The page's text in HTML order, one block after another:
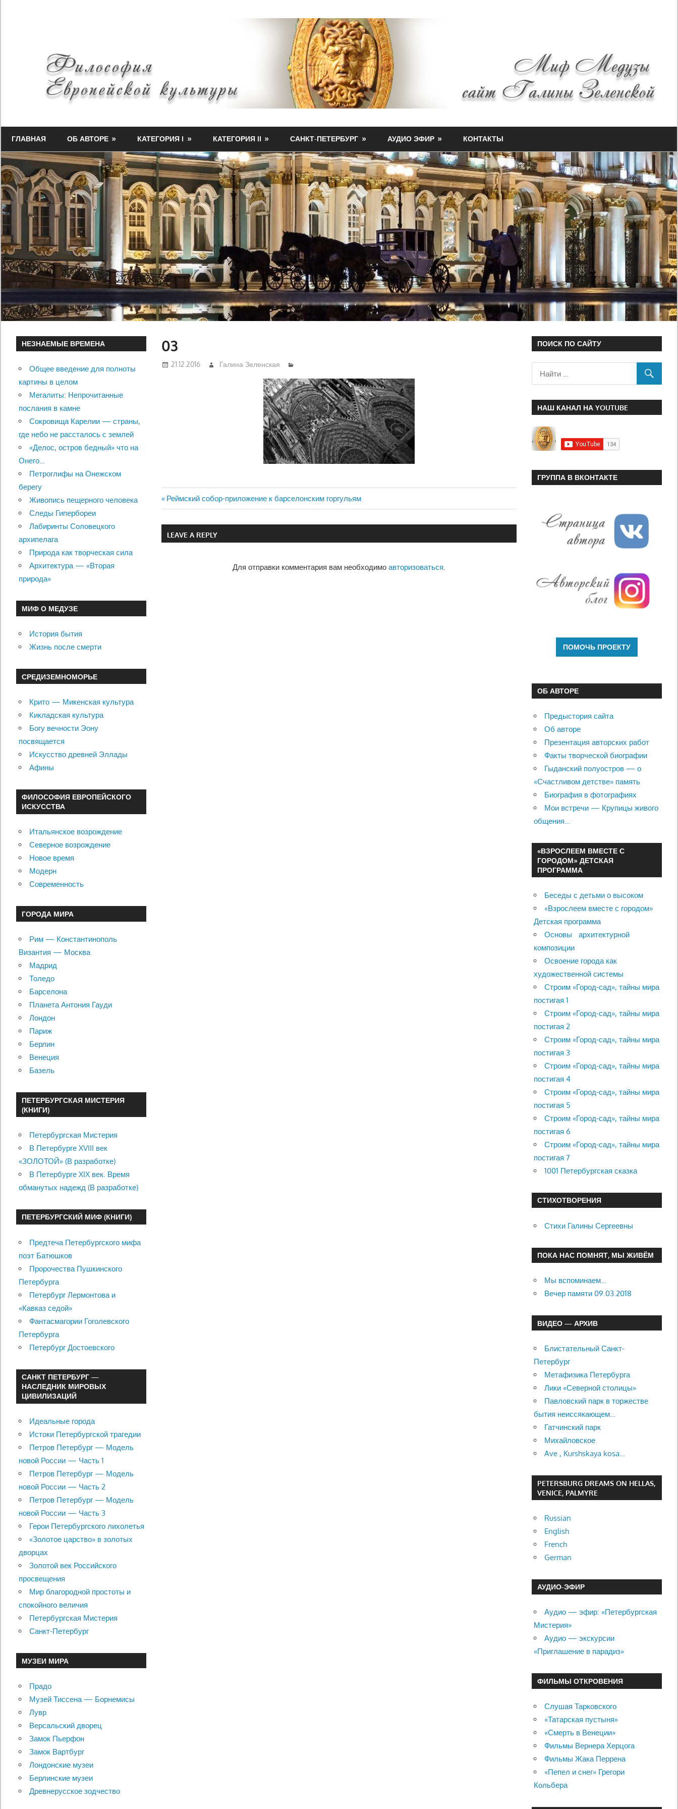
Миф-
Медузы
культуры
ГЛАВНАЯ ОБ АВТОРЕ КАТЕГОРИЯ I КАТЕГОРИЯ II САНКТ-ПЕТЕРБУРГ АУДИО ЭФИР КОНТАКТЫ
03
21.12.2016 Галина Зеленская
Навигация
по
Previous
Post:
Реймский собор-приложение к барселонским горгульям
LEAVE A REPLY
Для отправки комментария вам необходимо авторизоваться.
НЕЗНАЕМЫЕ ВРЕМЕНА
Общее введение для полноты
картины в целом
Мегалиты: Непрочитанные
послания в камне
Сокровища Карелии — страны,
где небо не рассталось с землей
«Делос, остров бедный» что на
Онего…
Петроглифы на Онежском
берегу
Живопись пещерного человека
Следы Гипербореи
Лабиринты Соловецкого
архипелага
Природа как творческая сила
Архитектура — «Вторая
природа»
МИФ О МЕДУЗЕ
История бытия
Жизнь после смерти
СРЕДИЗЕМНОМОРЬЕ
Крито — Микенская культура
Кикладская культура
Богу вечности Эону
посвящается
Искусство древней Эллады
Афины
ФИЛОСОФИЯ ЕВРОПЕЙСКОГО
ИСКУССТВА
Итальянское возрождение
Северное возрождение
Новое время
Модерн
Современность
ГОРОДА МИРА
Рим — Константинополь
Византия — Москва
Мадрид
Толедо
Барселона
Планета Антония Гауди
Лондон
Париж
Берлин
Венеция
Базель
ПЕТЕРБУРГСКАЯ МИСТЕРИЯ
(КНИГИ)
Петербургская Мистерия
В Петербурге XVIII век
«ЗОЛОТОЙ» (В разработке)
В Петербурге XIX век. Время
обманутых надежд (В разработке)
ПЕТЕРБУРГСКИЙ МИФ (КНИГИ)
Предтеча Петербургского мифа
поэт Батюшков
Пророчества Пушкинского
Петербурга
Петербург Лермонтова и
«Кавказ седой»
Фантасмагории Гоголевского
Петербурга
Петербург Достоевского
САНКТ ПЕТЕРБУРГ —
НАСЛЕДНИК МИРОВЫХ
ЦИВИЛИЗАЦИЙ
Идеальные города
Истоки Петербургской трагедии
Петров Петербург — Модель
новой России — Часть 1
Петров Петербург — Модель
новой России — Часть 2
Петров Петербург — Модель
новой России — Часть 3
Герои Петербургского лихолетья
«Золотое царство» в золотых
дворцах
Золотой век Российского
просвещения
Мир благородной простоты и
спокойного величия
Петербургская Мистерия
Санкт-Петербург
МУЗЕИ МИРА
Прадо
Музей Тиссена — Борнемисы
Лувр
Версальский дворец
Замок Пьерфон
Замок Вартбург
Лондонские музеи
Берлинские музеи
Древнерусское зодчество
ПОИСК ПО САЙТУ
НАШ КАНАЛ НА YOUTUBE
ГРУППА В ВКОНТАКТЕ
ОБ АВТОРЕ
Предыстория сайта
Об авторе
Презентация авторских работ
Факты творческой биографии
Гыданский полуостров — о
«Счастливом детстве» память
Биография в фотографиях
Мои встречи — Крупицы живого
общения…
«ВЗРОСЛЕЕМ ВМЕСТЕ С
ГОРОДОМ» ДЕТСКАЯ
ПРОГРАММА
Беседы с детьми о высоком
«Взрослеем вместе с городом»
Детская программа
Основы архитектурной
композиции
Освоение города как
художественной системы
Строим «Город-сад», тайны мира
постигая 1
Строим «Город-сад», тайны мира
постигая 2
Строим «Город-сад», тайны мира
постигая 3
Строим «Город-сад», тайны мира
постигая 4
Строим «Город-сад», тайны мира
постигая 5
Строим «Город-сад», тайны мира
постигая 6
Строим «Город-сад», тайны мира
постигая 7
1001 Петербургская сказка
СТИХОТВОРЕНИЯ
Стихи Галины Сергеевны
ПОКА НАС ПОМНЯТ, МЫ ЖИВЁМ
Мы вспоминаем…
Вечер памяти 09.03.2018
ВИДЕО — АРХИВ
Блистательный Санкт-
Петербург
Метафизика Петербурга
Лики «Северной столицы»
Павловский парк в торжестве
бытия неиссякающем…
Гатчинский парк
Михайловское
Ave , Kurshskaya kosa…
PETERSBURG DREAMS ON HELLAS,
VENICE, PALMYRE
Russian
English
French
German
АУДИО-ЭФИР
Аудио — эфир: «Петербургская
Мистерия»
Аудио — экскурсии
«Приглашение в парадиз»
ФИЛЬМЫ ОТКРОВЕНИЯ
Слушая Тарковского
«Татарская пустыня»
«Смерть в Венеции»
Фильмы Вернера Херцога
Фильмы Жака Перрена
«Пепел и снег» Грегори
Кольбера